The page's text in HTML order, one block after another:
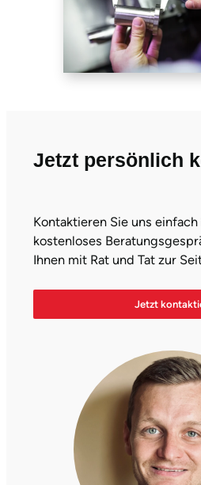
Jetzt persönlich
Kontaktieren Sie uns
kostenloses
Ihnen mit Rat und Tat zur
Jetzt